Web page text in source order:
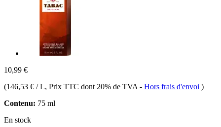
10,99 €
(146,53 € / L, Prix TTC dont 20% de TVA - Hors frais d'envoi )
Contenu: 75 ml
En stock